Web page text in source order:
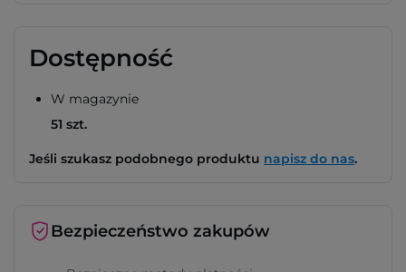
Dostępność
W magazynie
51 szt.
Jeśli szukasz podobnego produktu napisz do nas.
Bezpieczeństwo zakupów